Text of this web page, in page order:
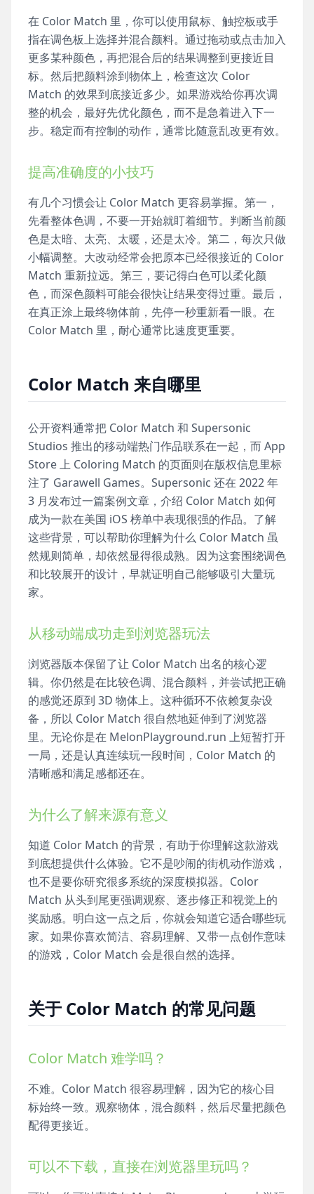
在 Color Match 里，你可以使用鼠标、触控板或手
指在调色板上选择并混合颜料。通过拖动或点击加入
更多某种颜色，再把混合后的结果调整到更接近目
标。然后把颜料涂到物体上，检查这次 Color
Match 的效果到底接近多少。如果游戏给你再次调
整的机会，最好先优化颜色，而不是急着进入下一
步。稳定而有控制的动作，通常比随意乱改更有效。
提高准确度的小技巧
有几个习惯会让 Color Match 更容易掌握。第一，
先看整体色调，不要一开始就盯着细节。判断当前颜
色是太暗、太亮、太暖，还是太冷。第二，每次只做
小幅调整。大改动经常会把原本已经很接近的 Color
Match 重新拉远。第三，要记得白色可以柔化颜
色，而深色颜料可能会很快让结果变得过重。最后，
在真正涂上最终物体前，先停一秒重新看一眼。在
Color Match 里，耐心通常比速度更重要。
Color Match 来自哪里
公开资料通常把 Color Match 和 Supersonic
Studios 推出的移动端热门作品联系在一起，而 App
Store 上 Coloring Match 的页面则在版权信息里标
注了 Garawell Games。Supersonic 还在 2022 年
3 月发布过一篇案例文章，介绍 Color Match 如何
成为一款在美国 iOS 榜单中表现很强的作品。了解
这些背景，可以帮助你理解为什么 Color Match 虽
然规则简单，却依然显得很成熟。因为这套围绕调色
和比较展开的设计，早就证明自己能够吸引大量玩
家。
从移动端成功走到浏览器玩法
浏览器版本保留了让 Color Match 出名的核心逻
辑。你仍然是在比较色调、混合颜料，并尝试把正确
的感觉还原到 3D 物体上。这种循环不依赖复杂设
备，所以 Color Match 很自然地延伸到了浏览器
里。无论你是在 MelonPlayground.run 上短暂打开
一局，还是认真连续玩一段时间，Color Match 的
清晰感和满足感都还在。
为什么了解来源有意义
知道 Color Match 的背景，有助于你理解这款游戏
到底想提供什么体验。它不是吵闹的街机动作游戏，
也不是要你研究很多系统的深度模拟器。Color
Match 从头到尾更强调观察、逐步修正和视觉上的
奖励感。明白这一点之后，你就会知道它适合哪些玩
家。如果你喜欢简洁、容易理解、又带一点创作意味
的游戏，Color Match 会是很自然的选择。
关于 Color Match 的常见问题
Color Match 难学吗？
不难。Color Match 很容易理解，因为它的核心目
标始终一致。观察物体，混合颜料，然后尽量把颜色
配得更接近。
可以不下载，直接在浏览器里玩吗？